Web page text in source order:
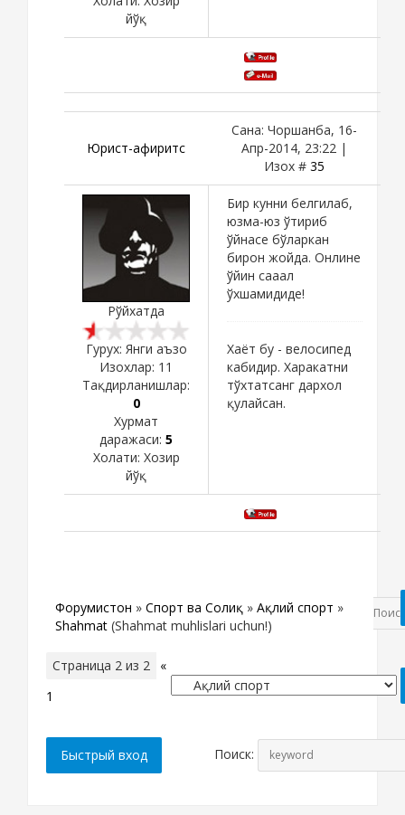
йўқ
Юрист-афиритс
Сана: Чоршанба, 16-
Апр-2014, 23:22 |
Изох # 35
Рўйхатда
Гурух: Янги аъзо
Изохлар: 11
Тақдирланишлар:
0
Хурмат
даражаси: 5
Холати: Хозир
йўқ
Бир кунни белгилаб,
юзма-юз ўтириб
ўйнасе бўларкан
бирон жойда. Онлине
ўйин сааал
ўхшамидиде!
Хаёт бу - велосипед
кабидир. Харакатни
тўхтатсанг дархол
қулайсан.
Форумистон » Спорт ва Соғлиқ » Ақлий спорт »
Shahmat (Shahmat muhlislari uchun!)
Страница 2 из 2
«
1
Поиск: